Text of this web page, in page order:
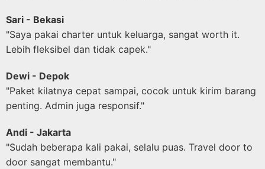
Sari - Bekasi
"Saya pakai charter untuk keluarga, sangat worth it.
Lebih fleksibel dan tidak capek."
Dewi - Depok
"Paket kilatnya cepat sampai, cocok untuk kirim barang
penting. Admin juga responsif."
Andi - Jakarta
"Sudah beberapa kali pakai, selalu puas. Travel door to
door sangat membantu."